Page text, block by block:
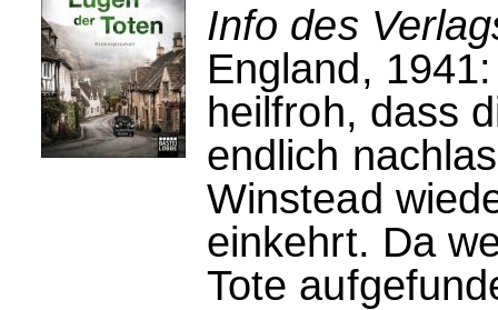
Info des
England,
heilfroh, dass
endlich
Winstead
einkehrt. Da
Tote